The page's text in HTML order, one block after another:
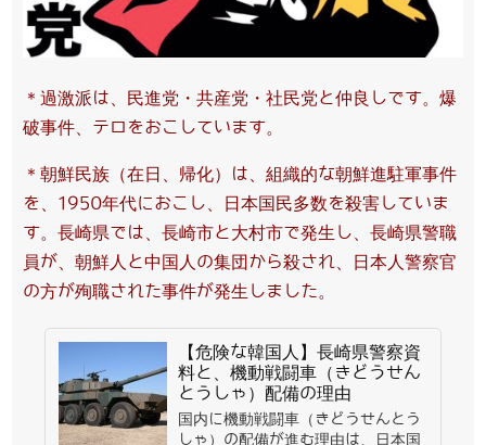
＊過激派は、民進党・共産党・社民党と仲良しです。爆
破事件、テロをおこしています。
＊朝鮮民族（在日、帰化）は、組織的な朝鮮進駐軍事件
を、1950年代におこし、日本国民多数を殺害していま
す。長崎県では、長崎市と大村市で発生し、長崎県警職
員が、朝鮮人と中国人の集団から殺され、日本人警察官
の方が殉職された事件が発生しました。
【危険な韓国人】長崎県警察資
料と、機動戦闘車（きどうせん
とうしゃ）配備の理由
国内に機動戦闘車（きどうせんとう
しゃ）の配備が進む理由は、日本国